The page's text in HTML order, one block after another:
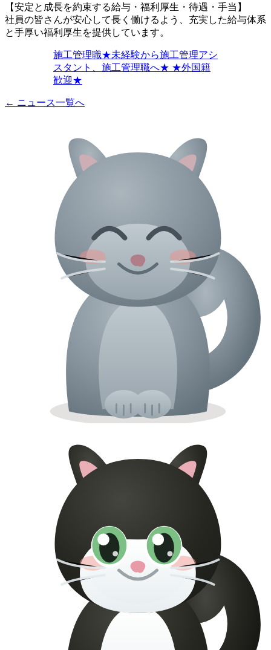
【安定と成長を約束する給与・福利厚生・待遇・手当】
社員の皆さんが安心して長く働けるよう、充実した給与体系
と手厚い福利厚生を提供しています。
施工管理職★未経験から施工管理アシ
スタント、施工管理職へ★ ★外国籍
歓迎★
← ニュース一覧へ